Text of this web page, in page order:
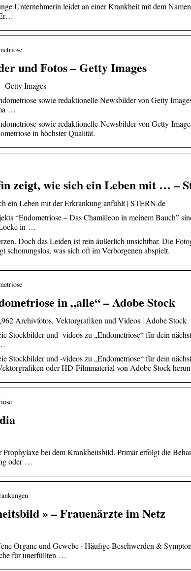
Unternehmerin leidet an einer Krankheit mit dem
und Fotos – Getty Images
Getty Images
sowie redaktionelle Newsbilder von Getty
…
sowie redaktionelle Newsbilder von Getty
in höchster Qualität.
zeigt, wie sich ein Leben mit … –
ein Leben mit der Erkrankung anfühlt | STERN.de
“Endometriose – Das Chamäleon in meinem Bauch”
in …
Doch das Leiden ist rein äußerlich unsichtbar. Die
schonungslos, was sich oft im Verborgenen abspielt.
in „alle“ – Adobe Stock
Archivfotos, Vektorgrafiken und Videos | Adobe Stock
Stockbilder und -videos zu „Endometriose“ für dein
Stockbilder und -videos zu „Endometriose“ für dein
oder HD-Filmmaterial von Adobe Stock
bei dem Krankheitsbild. Primär erfolgt die
oder …
» – Frauenärzte im Netz
Organe und Gewebe · Häufige Beschwerden &
für unerfüllten …